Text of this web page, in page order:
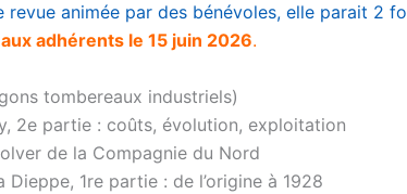
revue animée par des bénévoles, elle parait 2
adhérents le 15 juin 2026.
tombereaux industriels)
2e partie : coûts, évolution, exploitation
de la Compagnie du Nord
Dieppe, 1re partie : de l’origine à 1928